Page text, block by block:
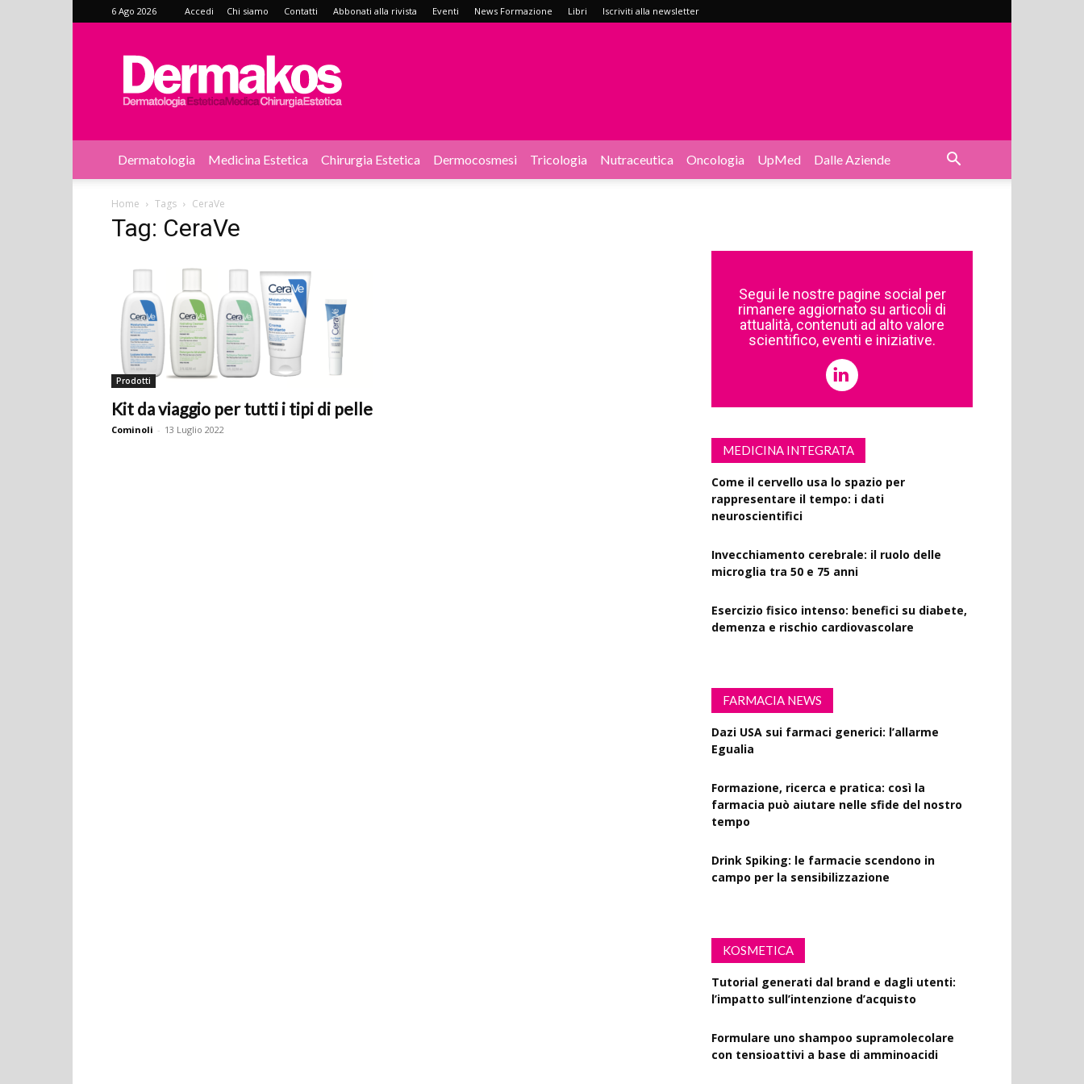
6 Ago 2026 Accedi Chi siamo Contatti Abbonati alla rivista Eventi News Formazione Libri Iscriviti alla newsletter
Dermakos
Dermatologia Medicina Estetica Chirurgia Estetica Dermocosmesi Tricologia Nutraceutica Oncologia UpMed Dalle Aziende
Home Tags CeraVe
Tag: CeraVe
Prodotti
Kit da viaggio per tutti i tipi di pelle
Cominoli - 13 Luglio 2022
Segui le nostre pagine social per
rimanere aggiornato su articoli di
attualità, contenuti ad alto valore
scientifico, eventi e iniziative.
MEDICINA INTEGRATA
Come il cervello usa lo spazio per
rappresentare il tempo: i dati
neuroscientifici
Invecchiamento cerebrale: il ruolo delle
microglia tra 50 e 75 anni
Esercizio fisico intenso: benefici su diabete,
demenza e rischio cardiovascolare
FARMACIA NEWS
Dazi USA sui farmaci generici: l’allarme
Egualia
Formazione, ricerca e pratica: così la
farmacia può aiutare nelle sfide del nostro
tempo
Drink Spiking: le farmacie scendono in
campo per la sensibilizzazione
KOSMETICA
Tutorial generati dal brand e dagli utenti:
l’impatto sull’intenzione d’acquisto
Formulare uno shampoo supramolecolare
con tensioattivi a base di amminoacidi